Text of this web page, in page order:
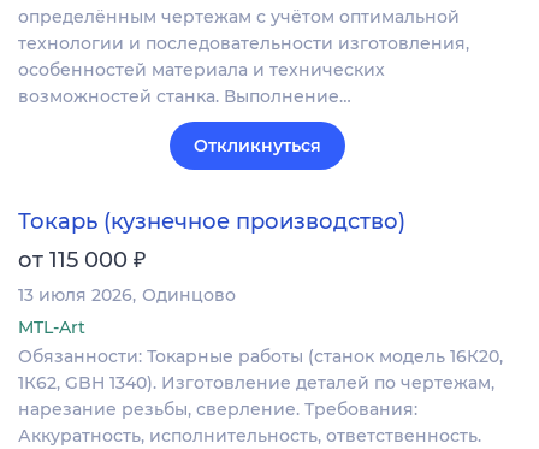
определённым чертежам с учётом оптимальной
технологии и последовательности изготовления,
особенностей материала и технических
возможностей станка. Выполнение…
Откликнуться
Токарь (кузнечное производство)
от 115 000 ₽
13 июля 2026 Одинцово
MTL-Art
Обязанности: Токарные работы (станок модель 16К20,
1К62, GBH 1340). Изготовление деталей по чертежам,
нарезание резьбы, сверление. Требования:
Аккуратность, исполнительность, ответственность.